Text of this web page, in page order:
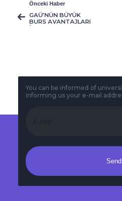
Önceki Haber
GAÜ’NÜN BÜYÜK
BURS AVANTAJLARI
You can be informed of
informing us your e-mail
Send